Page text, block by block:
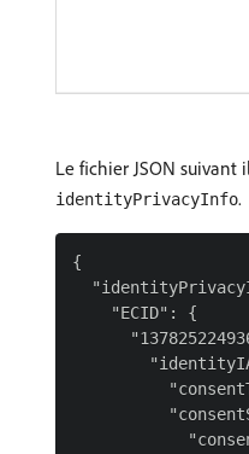
Le fichier JSON
identityPrivacyInfo.
{
    "ECID": {